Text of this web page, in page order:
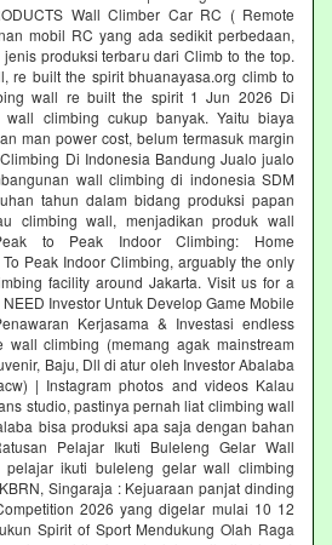
Wall Climber Car RC ( Remote
mobil RC yang ada sedikit perbedaan,
produksi terbaru dari Climb to the top.
re built the spirit bhuanayasa.org climb to
wall re built the spirit 1 Jun 2026 Di
climbing cukup banyak. Yaitu biaya
man power cost, belum termasuk margin
Di Indonesia Bandung Jualo jualo
wall climbing di indonesia SDM
tahun dalam bidang produksi papan
climbing wall, menjadikan produk wall
to Peak Indoor Climbing: Home
Peak Indoor Climbing, arguably the only
facility around Jakarta. Visit us for a
Investor Untuk Develop Game Mobile
Kerjasama & Investasi endless
climbing (memang agak mainstream
Baju, Dll di atur oleh Investor Abalaba
| Instagram photos and videos Kalau
studio, pastinya pernah liat climbing wall
bisa produksi apa saja dengan bahan
Pelajar Ikuti Buleleng Gelar Wall
ikuti buleleng gelar wall climbing
Singaraja : Kejuaraan panjat dinding
2026 yang digelar mulai 10 12
Spirit of Sport Mendukung Olah Raga